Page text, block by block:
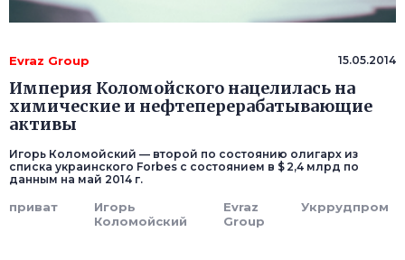
Evraz Group 15.05.2014
Империя Коломойского нацелилась на
химические и нефтеперерабатывающие
активы
Игорь Коломойский — второй по состоянию олигарх из
списка украинского Forbes с состоянием в $ 2,4 млрд по
данным на май 2014 г.
приват
Игорь
Коломойский
Evraz
Group
Укррудпром